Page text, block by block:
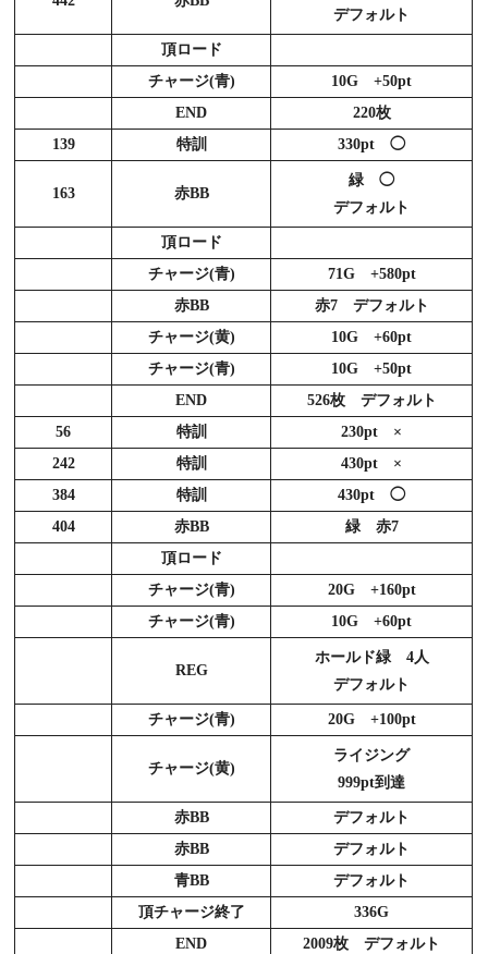
デフォルト
頂ロード
チャージ(青)
10G +50pt
END
220枚
139
特訓 330pt ◯
163 赤BB
緑 ◯
デフォルト
頂ロード
チャージ(青)
71G +580pt
赤BB
赤7 デフォルト
チャージ(黄)
10G +60pt
チャージ(青)
10G +50pt
END
526枚 デフォルト
56
特訓
230pt ×
242
特訓
430pt ×
384
特訓
430pt ◯
404
赤BB
緑 赤7
頂ロード
チャージ(青)
20G +160pt
チャージ(青)
10G +60pt
REG
ホールド緑 4人
デフォルト
チャージ(青) 20G +100pt
チャージ(黄)
ライジング
999pt到達
赤BB
デフォルト
赤BB
デフォルト
青BB
デフォルト
頂チャージ終了
336G
END
2009枚 デフォルト